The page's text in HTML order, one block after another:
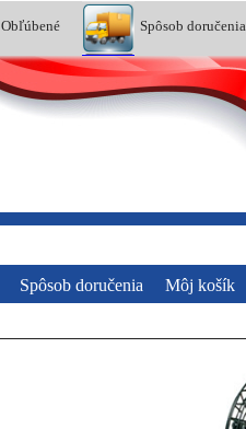
Obľúbené Spôsob doručenia
Spôsob doručenia Môj košík